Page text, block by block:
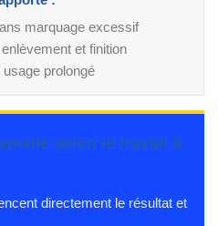
marquage excessif
et finition
prolongé
selon le travail à
directement le résultat et